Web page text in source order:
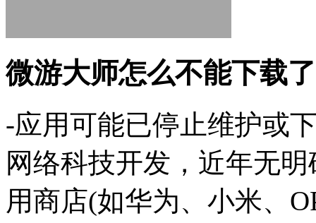
微游大师怎么不能下载了
-‌应用可能已停止维护或
网络科技开发，近年无
用商店(如华为、小米、